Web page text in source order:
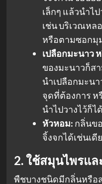
เล็กๆ แล้วนำไ
เช่น บริเวณหล
หรือตามซอกมุ
เปลือกมะนาว
ของมะนาวก็ส
นำเปลือกมะน
จุดที่ต้องการ
นำไปวางไว้ก็ไ
หัวหอม: กลิ่นข
จิ้งจกได้เช่นเดี
2. ใช้สมุนไพรแ
พืชบางชนิดมีกลิ่นหรือ